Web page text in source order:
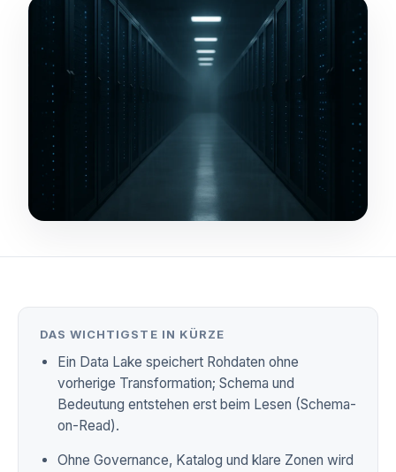
DAS WICHTIGSTE IN KÜRZE
Ein Data Lake speichert Rohdaten ohne
vorherige Transformation; Schema und
Bedeutung entstehen erst beim Lesen (Schema-
on-Read).
Ohne Governance, Katalog und klare Zonen wird